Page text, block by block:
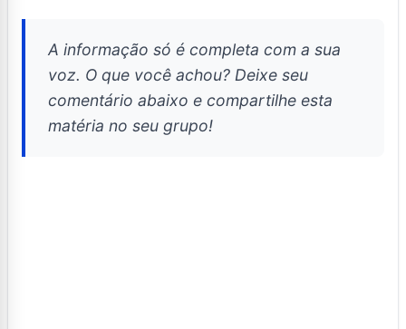
A informação só é completa com a sua
voz. O que você achou? Deixe seu
comentário abaixo e compartilhe esta
matéria no seu grupo!